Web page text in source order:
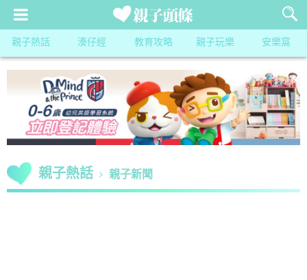
親子熱話 湊仔經 教育攻略 親子玩樂 安樂窩
親子熱話 親子新聞